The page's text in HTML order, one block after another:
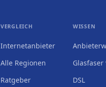
VERGLEICH
Internetanbieter
Alle Regionen
Ratgeber
WISSEN
Glasfaser
DSL